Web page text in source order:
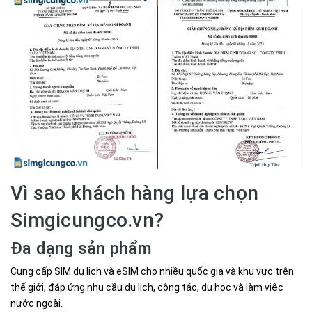
Vì sao khách hàng lựa chọn
Simgicungco.vn?
Đa dạng sản phẩm
Cung cấp SIM du lịch và eSIM cho nhiều quốc gia và khu vực trên
thế giới, đáp ứng nhu cầu du lịch, công tác, du học và làm việc
nước ngoài.